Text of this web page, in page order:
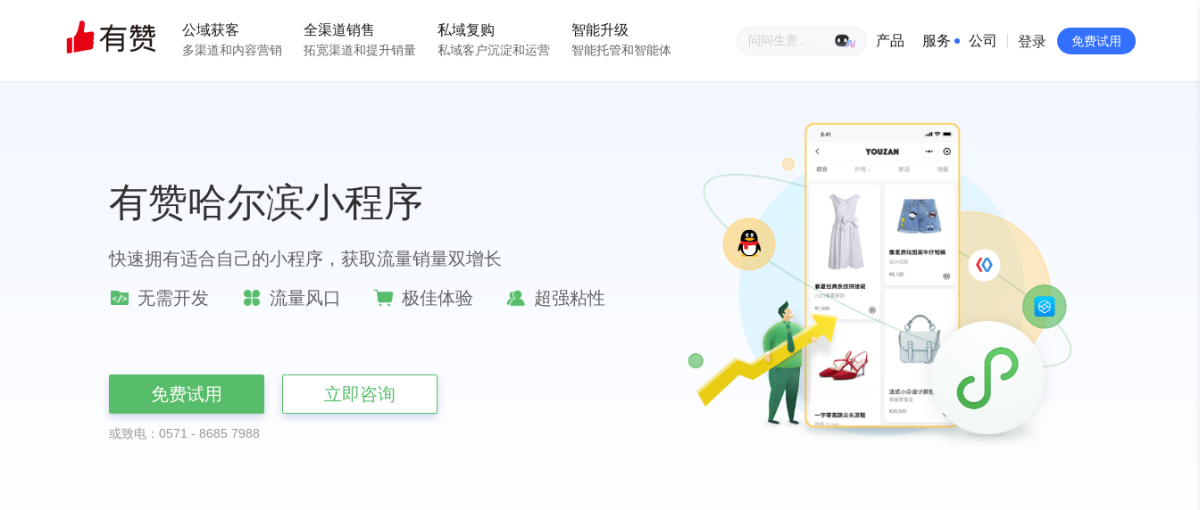
公域获客
多渠道和内容营销
全渠道销售
拓宽渠道和提升销量
私域复购
私域客户沉淀和运营
智能升级
智能托管和智能体
生意专家
产品 服务 公司
有赞公益
登录 免费试用
有赞哈尔滨小程序
快速拥有适合自己的小程序 ， 获取流量销量双增长
无需开发
流量风口 极佳体验 超强粘性
免费试用 立即咨询
或致电：0571 - 8685 7988